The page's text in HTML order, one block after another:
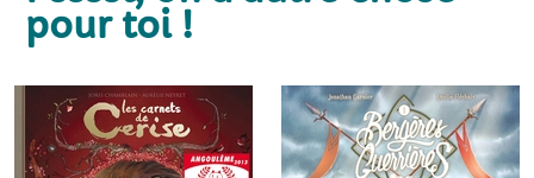
pour toi !